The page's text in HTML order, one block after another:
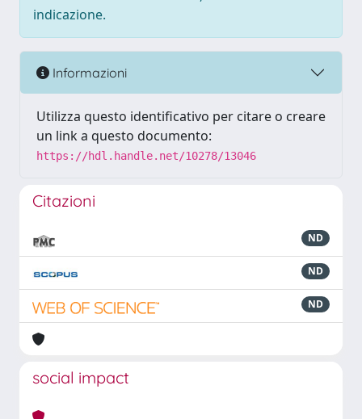
indicazione.
Informazioni
Utilizza questo identificativo per citare o creare
un link a questo documento:
https://hdl.handle.net/10278/13046
Citazioni
ND
ND
ND
social impact